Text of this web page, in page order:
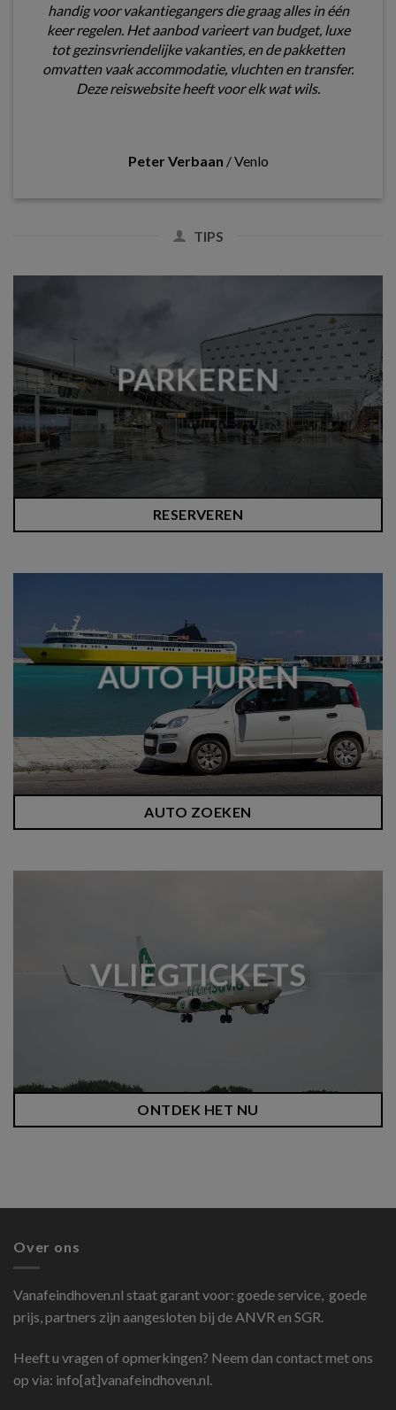
handig voor vakantiegangers die graag alles in één
keer regelen. Het aanbod varieert van budget, luxe
tot gezinsvriendelijke vakanties, en de pakketten
omvatten vaak accommodatie, vluchten en transfer.
Deze reiswebsite heeft voor elk wat wils.
Peter Verbaan /Venlo
TIPS
PARKEREN
RESERVEREN
AUTO HUREN
AUTO ZOEKEN
VLIEGTICKETS
ONTDEK HET NU
Over ons
Vanafeindhoven.nl staat garant voor: goede service, goede
prijs, partners zijn aangesloten bij de ANVR en SGR.
Heeft u vragen of opmerkingen? Neem dan contact met ons
op via: info[at]vanafeindhoven.nl.